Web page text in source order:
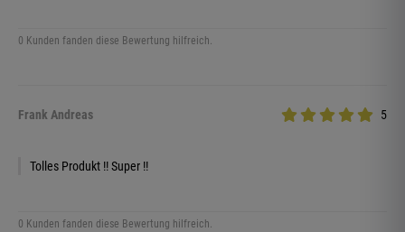
0 Kunden fanden diese Bewertung hilfreich.
Frank Andreas 5
Tolles Produkt !! Super !!
0 Kunden fanden diese Bewertung hilfreich.